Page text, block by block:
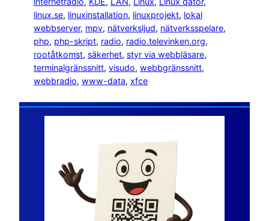
linux.se, linuxinstallation, linuxprojekt, lokal
webbserver, mpv, nätverksljud, nätverksspelare
php, php-skript, radio, radio.televinken.org
rootåtkomst, säkerhet, styr via webbläsare
terminalgränssnitt, visudo, webbgränssnitt
webbradio, www-data, xfce